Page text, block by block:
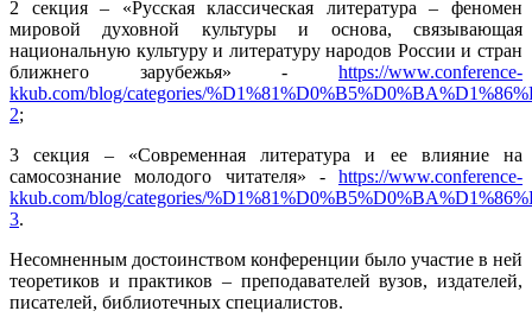
2 секция – «Русская классическая литература – феномен
мировой духовной культуры и основа, связывающая
национальную культуру и литературу народов России и стран
ближнего зарубежья» - https://www.conference-
kkub.com/blog/categories/
2;
3 секция – «Современная литература и ее влияние на
самосознание молодого читателя» - https://www.conference-
kkub.com/blog/categories/
3.
Несомненным достоинством конференции было участие в ней
теоретиков и практиков – преподавателей вузов, издателей,
писателей, библиотечных специалистов.